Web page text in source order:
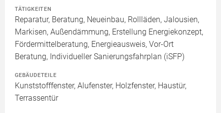
TÄTIGKEITEN
Reparatur, Beratung, Neueinbau, Rollläden, Jalousien,
Markisen, Außendämmung, Erstellung Energiekonzept,
Fördermittelberatung, Energieausweis, Vor-Ort
Beratung, Individueller Sanierungsfahrplan (iSFP)
GEBÄUDETEILE
Kunststofffenster, Alufenster, Holzfenster, Haustür,
Terrassentür